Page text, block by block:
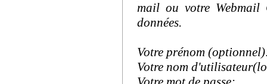
mail ou votre Webmail
données.
Votre prénom
Votre nom